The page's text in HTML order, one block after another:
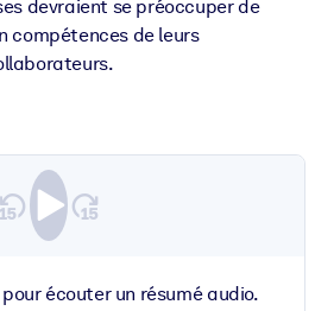
devraient se préoccuper de
compétences de leurs
écouter un résumé audio.